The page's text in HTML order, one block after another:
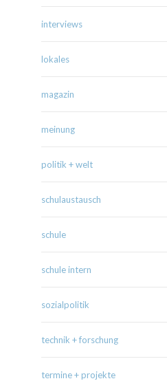
interviews
lokales
magazin
meinung
politik + welt
schulaustausch
schule
schule intern
sozialpolitik
technik + forschung
termine + projekte